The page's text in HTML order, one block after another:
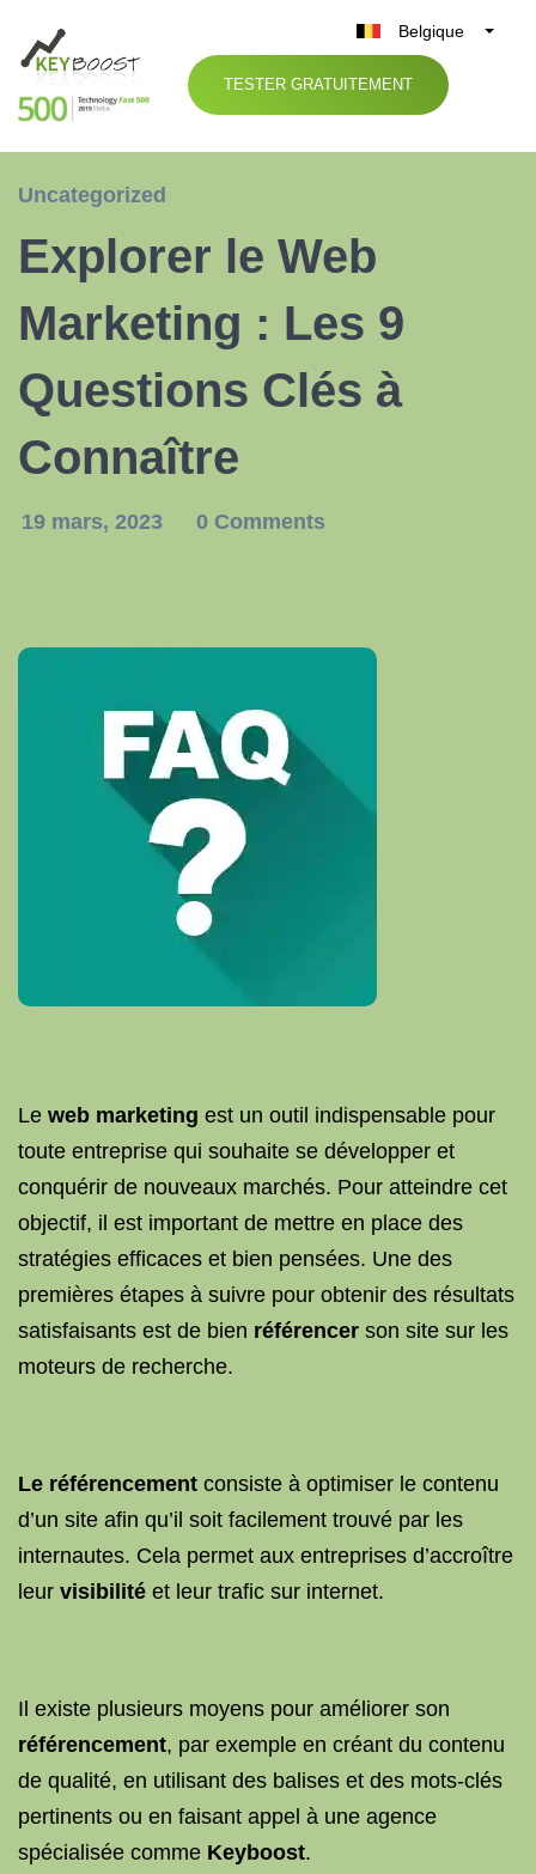
Belgique
België
Nederland
TESTER GRATUITEMENT
Uncategorized
Explorer le Web
Marketing : Les 9
Questions Clés à
Connaître
19 mars, 2023 0 Comments
Le web marketing est un outil indispensable pour
toute entreprise qui souhaite se développer et
conquérir de nouveaux marchés. Pour atteindre cet
objectif, il est important de mettre en place des
stratégies efficaces et bien pensées. Une des
premières étapes à suivre pour obtenir des résultats
satisfaisants est de bien référencer son site sur les
moteurs de recherche.
Le référencement consiste à optimiser le contenu
d’un site afin qu’il soit facilement trouvé par les
internautes. Cela permet aux entreprises d’accroître
leur visibilité et leur trafic sur internet.
Il existe plusieurs moyens pour améliorer son
référencement, par exemple en créant du contenu
de qualité, en utilisant des balises et des mots-clés
pertinents ou en faisant appel à une agence
spécialisée comme Keyboost.